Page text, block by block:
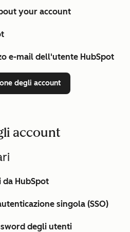
your account
e-mail dell'utente HubSpot
degli account
account
HubSpot
singola (SSO)
degli utenti